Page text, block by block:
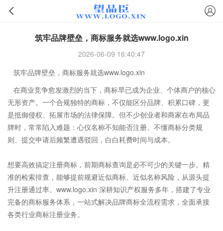
筑牢品牌壁垒，商标服务就选www.logo.xin
2026-06-09 16:40:47
筑牢品牌壁垒，商标服务就选www.logo.xin
在商业竞争愈发激烈的当下，商标早已成为企业、个体商户的核心
无形资产。一个合规独特的商标，不仅能区分品牌、积累口碑，更
是抵御侵权、拓展市场的法律保障。但不少创业者和商家在布局品
牌时，常常陷入难题：心仪名称不知能否注册、不懂商标分类规
则、提交申请后频繁遭遇驳回，白白耗费时间与成本。
想要高效搞定注册商标 ，前期商标查询是必不可少的关键一步。精
准的检索排查，能够提前规避近似商标、近似名称风险，从源头提
升注册通过率。www.logo.xin 深耕知识产权服务多年，搭建了专业
完备的商标服务体系，一站式解决品牌商标全流程需求，全面承接
各类行业商标注册业务。